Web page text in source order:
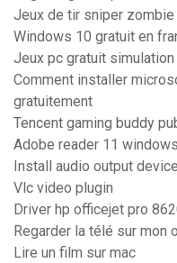
Jeux de tir sniper zombie
Windows 10 gratuit en
Jeux pc gratuit simulation
Comment installer
gratuitement
Tencent gaming buddy
Adobe reader 11
Install audio output
Vlc video plugin
Driver hp officejet pro
Regarder la télé sur mon
Lire un film sur mac